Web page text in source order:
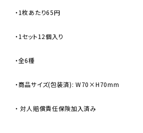
・1枚あたり65円
・1セット12個入り
・全6種
・商品サイズ(包装済): W70×H70mm
・ 対人賠償責任保険加入済み